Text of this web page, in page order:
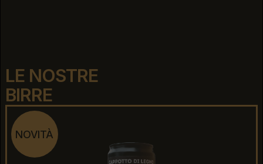
NOVITÀ
LE NOSTRE
BIRRE